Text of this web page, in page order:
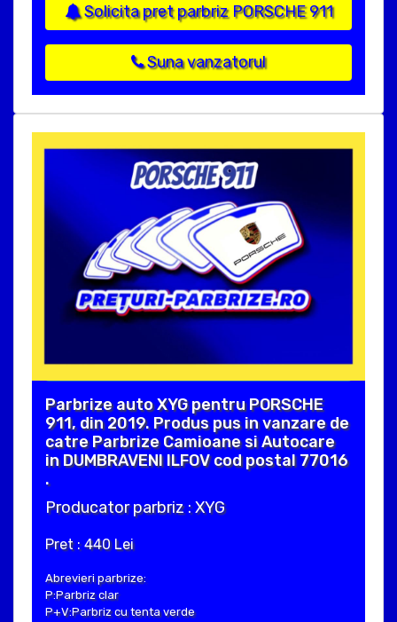
Solicita pret parbriz PORSCHE 911
Suna vanzatorul
Parbrize auto XYG pentru PORSCHE
911, din 2019. Produs pus in vanzare de
catre Parbrize Camioane si Autocare
in DUMBRAVENI ILFOV cod postal 77016
.
Producator parbriz : XYG
Pret : 440 Lei
Abrevieri parbrize:
P:Parbriz clar
P+V:Parbriz cu tenta verde